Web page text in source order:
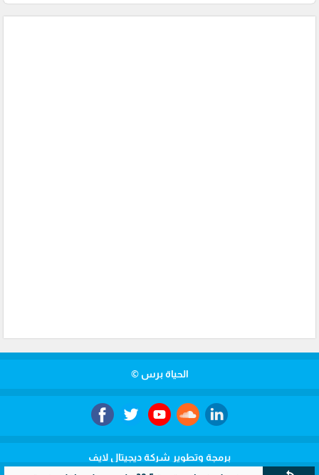
الحياة برس ©
برمجة وتطوير شركة ديجيتال لايف